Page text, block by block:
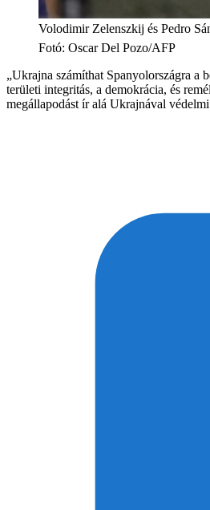
Volodimir Zelenszkij és Pedro
Fotó: Oscar Del Pozo/AFP
„Ukrajna számíthat Spanyolországra a
területi integritás, a demokrácia, és
megállapodást ír alá Ukrajnával védelmi